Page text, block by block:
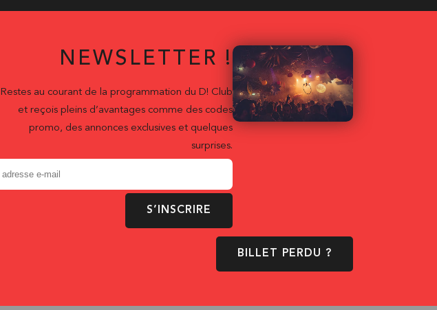
NEWSLETTER !
Restes au courant de la programmation du D! Club
et reçois pleins d’avantages comme des codes
promo, des annonces exclusives et quelques
surprises.
S’INSCRIRE
BILLET PERDU ?